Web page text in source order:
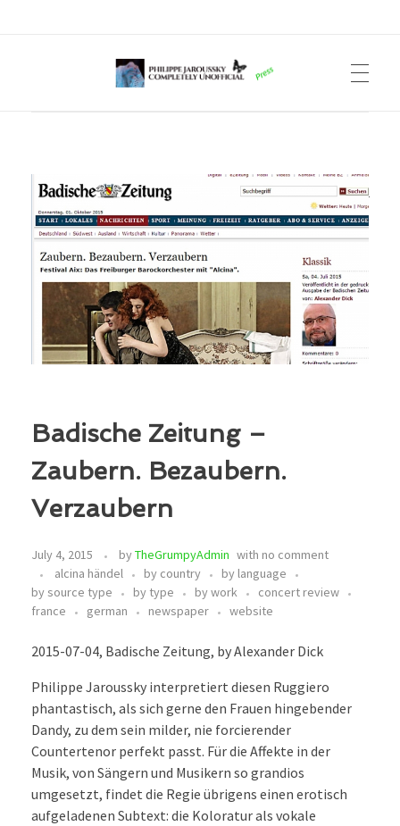
Badische Zeitung –
Zaubern. Bezaubern.
Verzaubern
July 4, 2015 byTheGrumpyAdmin with no comment
alcina händel
by country
by language
by source type
by type by work
concert review
france
german newspaper website
2015-07-04, Badische Zeitung, by Alexander Dick
Philippe Jaroussky interpretiert diesen Ruggiero
phantastisch, als sich gerne den Frauen hingebender
Dandy, zu dem sein milder, nie forcierender
Countertenor perfekt passt. Für die Affekte in der
Musik, von Sängern und Musikern so grandios
umgesetzt, findet die Regie übrigens einen erotisch
aufgeladenen Subtext: die Koloratur als vokale